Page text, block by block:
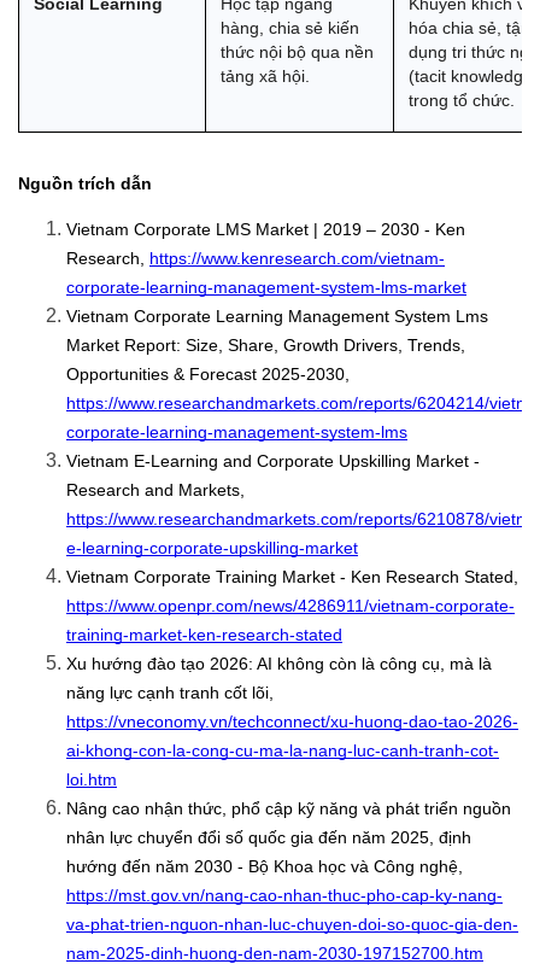
hàng, chia sẻ kiến
thức nội bộ qua nền
tảng xã hội.
hóa chia sẻ, tận
dụng tri thức
(tacit knowledge)
trong tổ chức.
Nguồn trích dẫn
Vietnam Corporate LMS Market | 2019 – 2030 - Ken
Research, https://www.kenresearch.com/vietnam-
corporate-learning-management-system-lms-market
Vietnam Corporate Learning Management System Lms
Market Report: Size, Share, Growth Drivers, Trends,
https://www.researchandmarkets.com/reports/6204214/
corporate-learning-management-system-lms
Vietnam E-Learning and Corporate Upskilling Market -
https://www.researchandmarkets.com/reports/6210878/
e-learning-corporate-upskilling-market
https://www.openpr.com/news/4286911/vietnam-corporate-
training-market-ken-research-stated
Xu hướng đào tạo 2026: AI không còn là công cụ, mà là
https://vneconomy.vn/techconnect/xu-huong-dao-tao-2026-
ai-khong-con-la-cong-cu-ma-la-nang-luc-canh-tranh-cot-
loi.htm
Nâng cao nhận thức, phổ cập kỹ năng và phát triển nguồn
nhân lực chuyển đổi số quốc gia đến năm 2025, định
https://mst.gov.vn/nang-cao-nhan-thuc-pho-cap-ky-nang-
va-phat-trien-nguon-nhan-luc-chuyen-doi-so-quoc-gia-den-
nam-2025-dinh-huong-den-nam-2030-197152700.htm